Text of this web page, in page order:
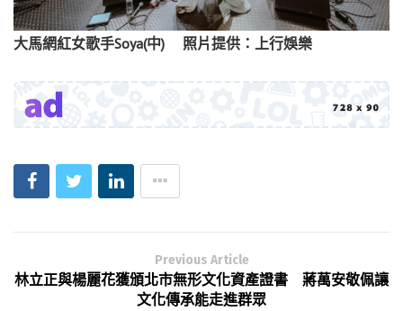
大馬網紅女歌手Soya(中) 照片提供：上行娛樂
Previous Article
林立正與楊麗花獲頒北市無形文化資產證書 蔣萬安敬佩讓
文化傳承能走進群眾